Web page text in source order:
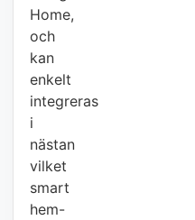
Home,
och
kan
enkelt
integreras
i
nästan
vilket
smart
hem-